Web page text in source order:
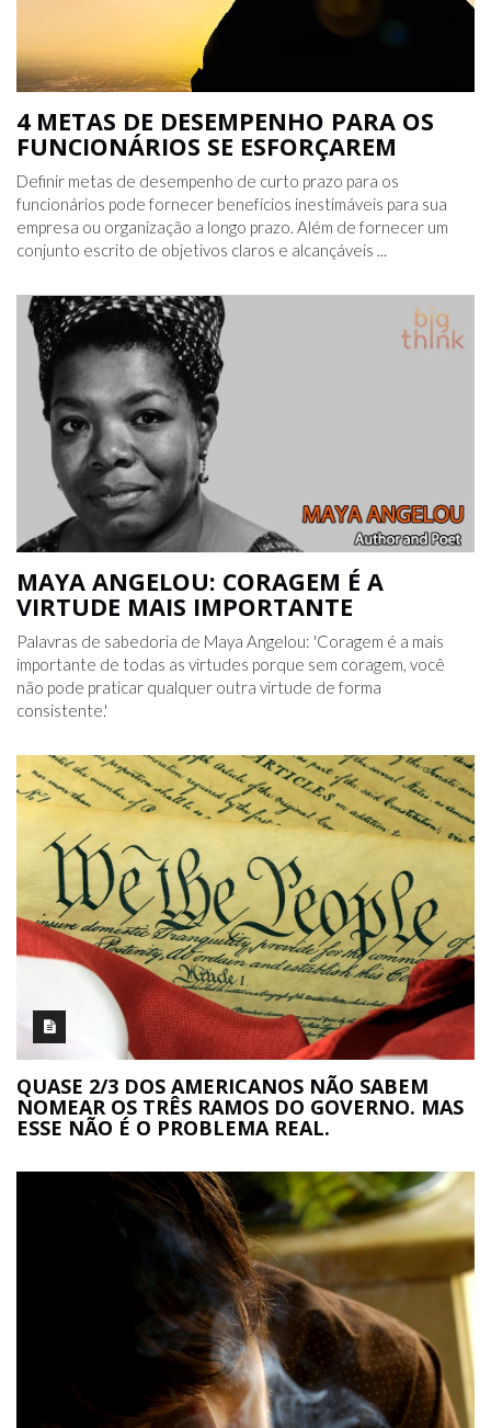
4 METAS DE DESEMPENHO PARA OS
FUNCIONÁRIOS SE ESFORÇAREM
Definir metas de desempenho de curto prazo para os
funcionários pode fornecer benefícios inestimáveis ​​para sua
empresa ou organização a longo prazo. Além de fornecer um
conjunto escrito de objetivos claros e alcançáveis ​​...
MAYA ANGELOU: CORAGEM É A
VIRTUDE MAIS IMPORTANTE
Palavras de sabedoria de Maya Angelou: 'Coragem é a mais
importante de todas as virtudes porque sem coragem, você
não pode praticar qualquer outra virtude de forma
consistente.'
QUASE 2/3 DOS AMERICANOS NÃO SABEM
NOMEAR OS TRÊS RAMOS DO GOVERNO. MAS
ESSE NÃO É O PROBLEMA REAL.